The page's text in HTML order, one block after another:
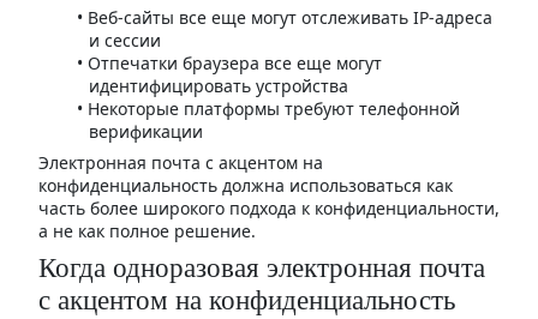
Веб-сайты все еще могут отслеживать IP-адреса
и сессии
Отпечатки браузера все еще могут
идентифицировать устройства
Некоторые платформы требуют телефонной
верификации
Электронная почта с акцентом на
конфиденциальность должна использоваться как
часть более широкого подхода к конфиденциальности,
а не как полное решение.
Когда одноразовая электронная почта
с акцентом на конфиденциальность